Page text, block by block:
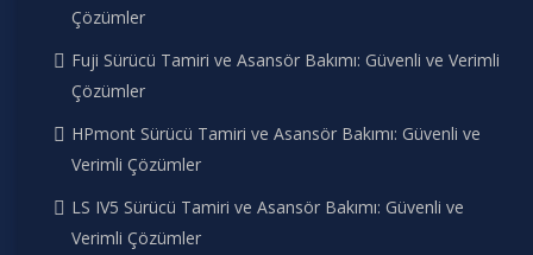
Çözümler
Fuji Sürücü Tamiri ve Asansör Bakımı: Güvenli ve Verimli
Çözümler
HPmont Sürücü Tamiri ve Asansör Bakımı: Güvenli ve
Verimli Çözümler
LS IV5 Sürücü Tamiri ve Asansör Bakımı: Güvenli ve
Verimli Çözümler